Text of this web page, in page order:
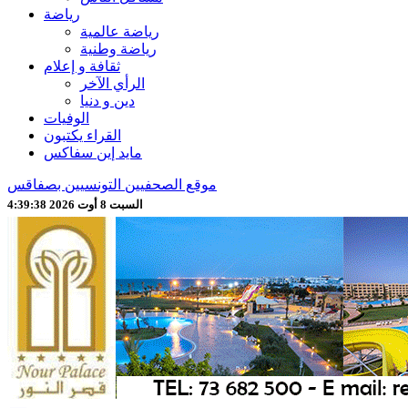
رياضة
رياضة عالمية
رياضة وطنية
ثقافة و إعلام
الرأي الآخر
دين و دنيا
الوفيات
القراء يكتبون
مايد إين سفاكس
موقع الصحفيين التونسيين بصفاقس
السبت 8 أوت 2026 4:39:39